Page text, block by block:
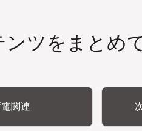
ツをまとめ
関連